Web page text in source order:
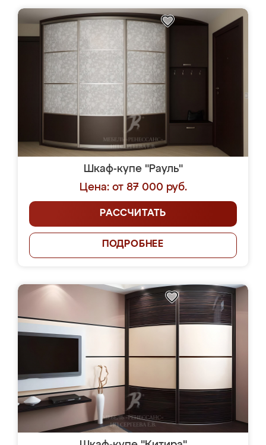
Шкаф-купе "Рауль"
Цена: от 87 000 руб.
РАССЧИТАТЬ
ПОДРОБНЕЕ